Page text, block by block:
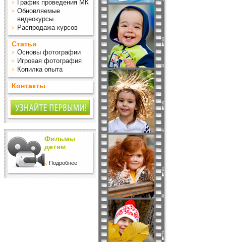
График проведения МК
Обновляемые
видеокурсы
Распродажа курсов
Статьи
Основы фотографии
Игровая фотография
Копилка опыта
Контакты
Фильмы
детям
Подробнее